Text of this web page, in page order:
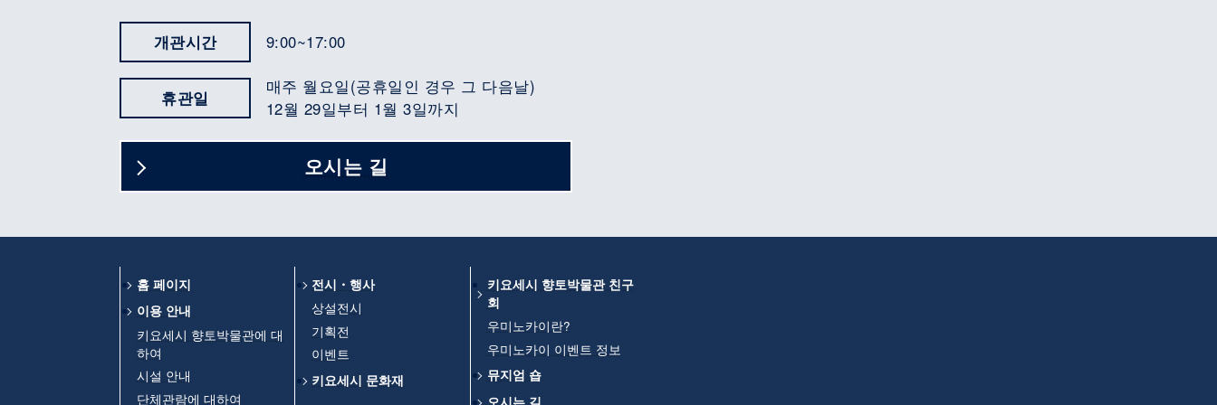
개관시간 9:00~17:00
휴관일
매주 월요일(공휴일인 경우 그 다음날)
12월 29일부터 1월 3일까지
오시는 길
홈 페이지
이용 안내
키요세시 향토박물관에 대
하여
시설 안내
단체관람에 대하여
전시・행사
상설전시
기획전
이벤트
키요세시 문화재
키요세시 향토박물관 친구
회
우미노카이란?
우미노카이 이벤트 정보
뮤지엄 숍
오시는 길